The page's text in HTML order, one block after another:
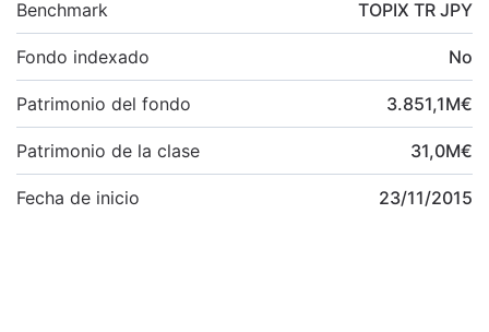
Benchmark TOPIX TR JPY
Fondo indexado No
Patrimonio del fondo 3.851,1M€
Patrimonio de la clase 31,0M€
Fecha de inicio 23/11/2015